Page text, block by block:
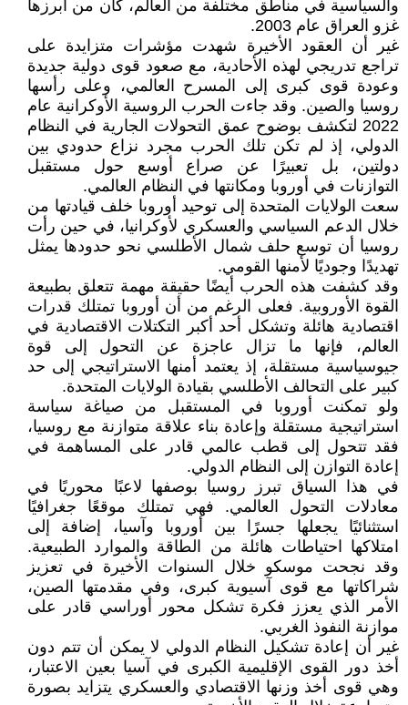
والسياسية في مناطق مختلفة من العالم، كان من أبرزها
غزو العراق عام 2003.
غير أن العقود الأخيرة شهدت مؤشرات متزايدة على
تراجع تدريجي لهذه الأحادية، مع صعود قوى دولية جديدة
وعودة قوى كبرى إلى المسرح العالمي، وعلى رأسها
روسيا والصين. وقد جاءت الحرب الروسية الأوكرانية عام
2022 لتكشف بوضوح عمق التحولات الجارية في النظام
الدولي، إذ لم تكن تلك الحرب مجرد نزاع حدودي بين
دولتين، بل تعبيرًا عن صراع أوسع حول مستقبل
التوازنات في أوروبا ومكانتها في النظام العالمي.
سعت الولايات المتحدة إلى توحيد أوروبا خلف قيادتها من
خلال الدعم السياسي والعسكري لأوكرانيا، في حين رأت
روسيا أن توسع حلف شمال الأطلسي نحو حدودها يمثل
تهديدًا وجوديًا لأمنها القومي.
وقد كشفت هذه الحرب أيضًا حقيقة مهمة تتعلق بطبيعة
القوة الأوروبية. فعلى الرغم من أن أوروبا تمتلك قدرات
اقتصادية هائلة وتشكل أحد أكبر التكتلات الاقتصادية في
العالم، فإنها ما تزال عاجزة عن التحول إلى قوة
جيوسياسية مستقلة، إذ يعتمد أمنها الاستراتيجي إلى حد
كبير على التحالف الأطلسي بقيادة الولايات المتحدة.
ولو تمكنت أوروبا في المستقبل من صياغة سياسة
استراتيجية مستقلة وإعادة بناء علاقة متوازنة مع روسيا،
فقد تتحول إلى قطب عالمي قادر على المساهمة في
إعادة التوازن إلى النظام الدولي.
في هذا السياق تبرز روسيا بوصفها لاعبًا محوريًا في
معادلات التحول العالمي. فهي تمتلك موقعًا جغرافيًا
استثنائيًا يجعلها جسرًا بين أوروبا وآسيا، إضافة إلى
امتلاكها احتياطات هائلة من الطاقة والموارد الطبيعية.
وقد نجحت موسكو خلال السنوات الأخيرة في تعزيز
شراكاتها مع قوى آسيوية كبرى، وفي مقدمتها الصين،
الأمر الذي يعزز فكرة تشكل محور أوراسي قادر على
موازنة النفوذ الغربي.
غير أن إعادة تشكيل النظام الدولي لا يمكن أن تتم دون
أخذ دور القوى الإقليمية الكبرى في آسيا بعين الاعتبار،
وهي قوى أخذ وزنها الاقتصادي والعسكري يتزايد بصورة